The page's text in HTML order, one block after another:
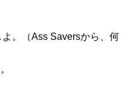
。（Ass Saversから、何